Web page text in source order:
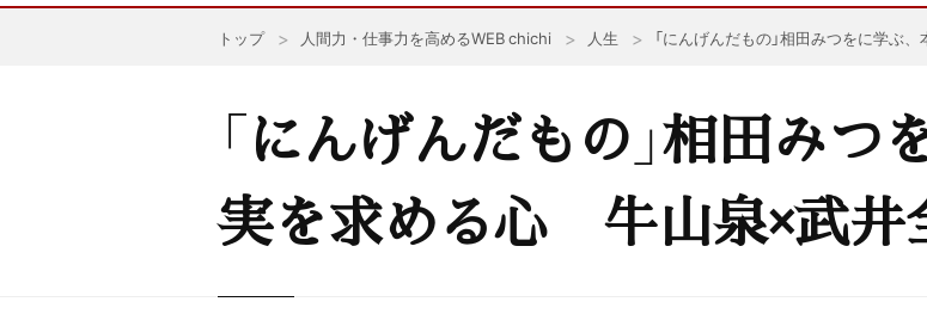
トップ 人間力・仕事力を高めるWEB chichi 人生 「にんげんだもの」相田みつをに学
「にんげんだもの」相田み
実を求める心 牛山泉×武井